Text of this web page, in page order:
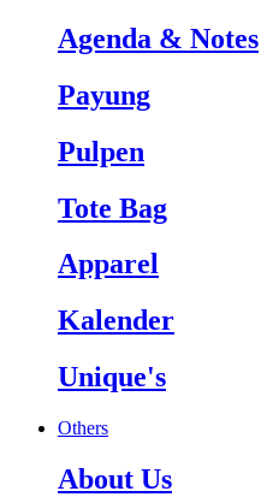
Agenda & Notes
Payung
Pulpen
Tote Bag
Apparel
Kalender
Unique's
Others
About Us